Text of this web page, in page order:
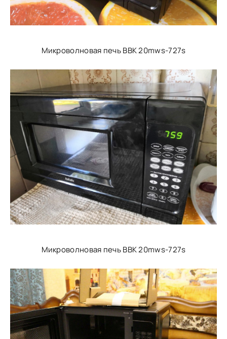
Микроволновая печь BBK 20mws-727s
Микроволновая печь BBK 20mws-727s